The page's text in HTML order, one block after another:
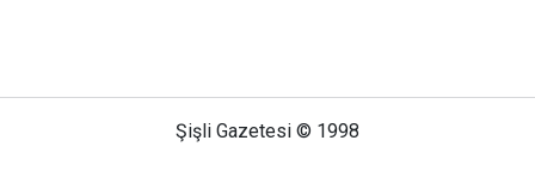
Şişli Gazetesi © 1998